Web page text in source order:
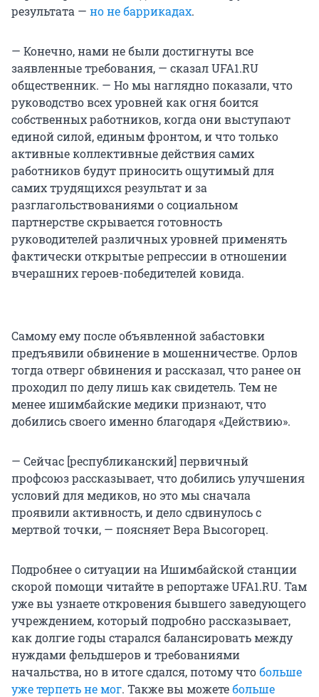
результата — но не баррикадах.
— Конечно, нами не были достигнуты все
заявленные требования, — сказал UFA1.RU
общественник. — Но мы наглядно показали, что
руководство всех уровней как огня боится
собственных работников, когда они выступают
единой силой, единым фронтом, и что только
активные коллективные действия самих
работников будут приносить ощутимый для
самих трудящихся результат и за
разглагольствованиями о социальном
партнерстве скрывается готовность
руководителей различных уровней применять
фактически открытые репрессии в отношении
вчерашних героев-победителей ковида.
Самому ему после объявленной забастовки
предъявили обвинение в мошенничестве. Орлов
тогда отверг обвинения и рассказал, что ранее он
проходил по делу лишь как свидетель. Тем не
менее ишимбайские медики признают, что
добились своего именно благодаря «Действию».
— Сейчас [республиканский] первичный
профсоюз рассказывает, что добились улучшения
условий для медиков, но это мы сначала
проявили активность, и дело сдвинулось с
мертвой точки, — поясняет Вера Высогорец.
Подробнее о ситуации на Ишимбайской станции
скорой помощи читайте в репортаже UFA1.RU. Там
уже вы узнаете откровения бывшего заведующего
учреждением, который подробно рассказывает,
как долгие годы старался балансировать между
нуждами фельдшеров и требованиями
начальства, но в итоге сдался, потому чтобольше
уже терпеть не мог. Также вы можетебольше